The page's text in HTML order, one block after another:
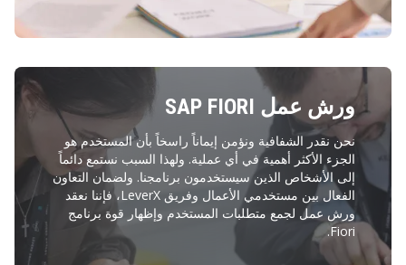
ورش عمل SAP FIORI
نحن نقدر الشفافية ونؤمن إيماناً راسخاً بأن المستخدم هو
الجزء الأكثر أهمية في أي عملية. ولهذا السبب نستمع دائماً
إلى الأشخاص الذين سيستخدمون برنامجنا. ولضمان التعاون
الفعال بين مستخدمي الأعمال وفريق LeverX، فإننا نعقد
ورش عمل لجمع متطلبات المستخدم وإظهار قوة برنامج
Fiori.